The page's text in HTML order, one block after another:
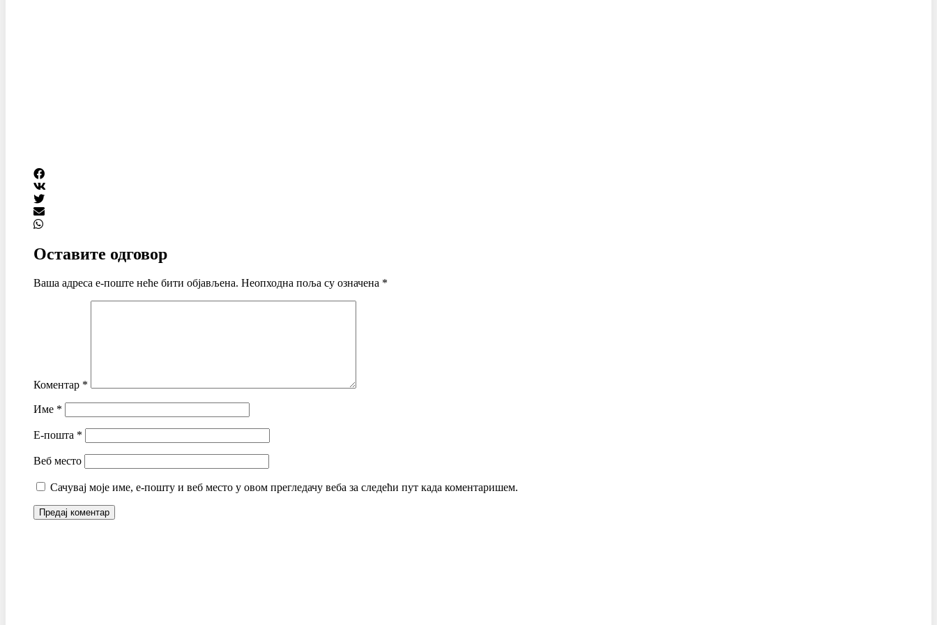
Оставите одговор
Ваша адреса е-поште неће бити објављена. Неопходна поља су означена *
Коментар *
Име *
Е-пошта *
Веб место
Сачувај моје име, е-пошту и веб место у овом прегледачу веба за следећи пут када коментаришем.